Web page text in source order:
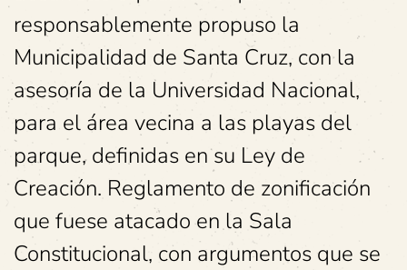
responsablemente propuso la
Municipalidad de Santa Cruz, con la
asesoría de la Universidad Nacional,
para el área vecina a las playas del
parque, definidas en su Ley de
Creación. Reglamento de zonificación
que fuese atacado en la Sala
Constitucional, con argumentos que se